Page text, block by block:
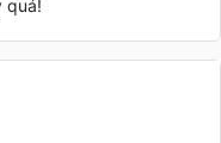
quá!